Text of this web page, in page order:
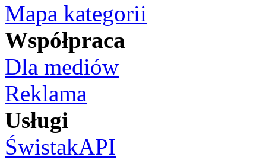
Mapa kategorii
Współpraca
Dla mediów
Reklama
Usługi
ŚwistakAPI